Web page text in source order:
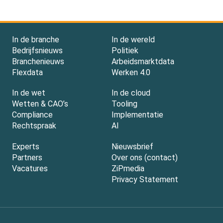
In de branche
Bedrijfsnieuws
Branchenieuws
Flexdata
In de wereld
Politiek
Arbeidsmarktdata
Werken 4.0
In de wet
Wetten & CAO’s
Compliance
Rechtspraak
In de cloud
Tooling
Implementatie
AI
Experts
Partners
Vacatures
Nieuwsbrief
Over ons (contact)
ZiPmedia
Privacy Statement